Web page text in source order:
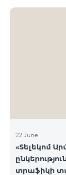
22 June
«Տելեկոմ
տրաֆիկի